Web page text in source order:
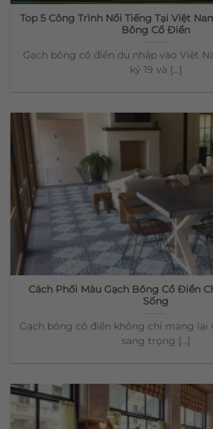
Top 5 Công Trình Nổi Tiếng Tại Việt
Bông Cổ Điển
Gạch bông cổ điển du nhập vào Việt
kỷ 19 và [...]
Cách Phối Màu Gạch Bông Cổ Điển
Sống
Gạch bông cổ điển không chỉ mang lại
sang trọng [...]